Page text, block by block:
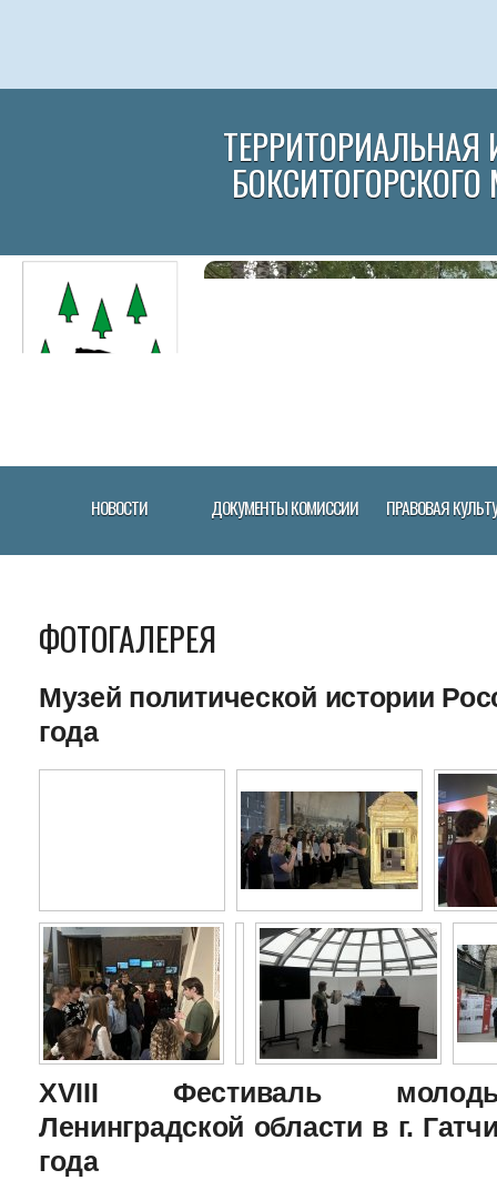
НОВОСТИ ДОКУМЕНТЫ КОМИССИИ ПРАВОВАЯ
ФОТОГАЛЕРЕЯ
Музей политической истории
года
XVIII Фестиваль
Ленинградской области в г.
года